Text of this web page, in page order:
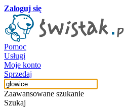
Zaloguj się
Pomoc
Usługi
Moje konto
Sprzedaj
Zaawansowane szukanie
Szukaj